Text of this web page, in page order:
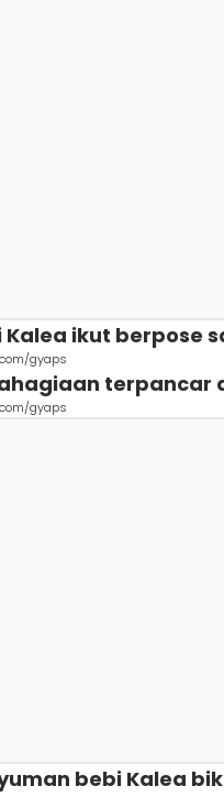
Kalea ikut berpose
gyaps
terpancar
gyaps
bebi Kalea